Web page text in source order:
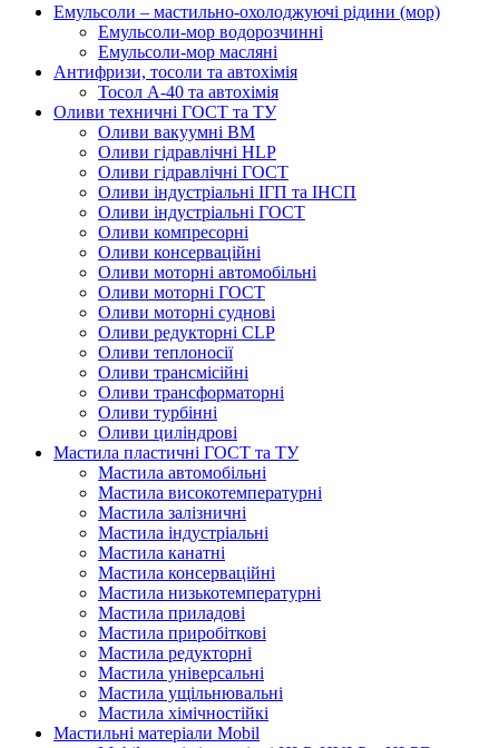
Емульсоли – мастильно-охолоджуючі рідини (мор)
Емульсоли-мор водорозчинні
Емульсоли-мор масляні
Антифризи, тосоли та автохімія
Тосол А-40 та автохімія
Оливи техничні ГОСТ та ТУ
Оливи вакуумні ВМ
Оливи гідравлічні HLP
Оливи гідравлічні ГОСТ
Оливи індустріальні ІГП та ІНСП
Оливи індустріальні ГОСТ
Оливи компресорні
Оливи консерваційні
Оливи моторні автомобільні
Оливи моторні ГОСТ
Оливи моторні суднові
Оливи редукторні CLP
Оливи теплоносії
Оливи трансмісійні
Оливи трансформаторні
Оливи турбінні
Оливи циліндрові
Мастила пластичні ГОСТ та ТУ
Мастила автомобільні
Мастила високотемпературні
Мастила залізничні
Мастила індустріальні
Мастила канатні
Мастила консерваційні
Мастила низькотемпературні
Мастила приладові
Мастила приробіткові
Мастила редукторні
Мастила універсальні
Мастила ущільнювальні
Мастила хімічностійкі
Мастильні матеріали Mobil